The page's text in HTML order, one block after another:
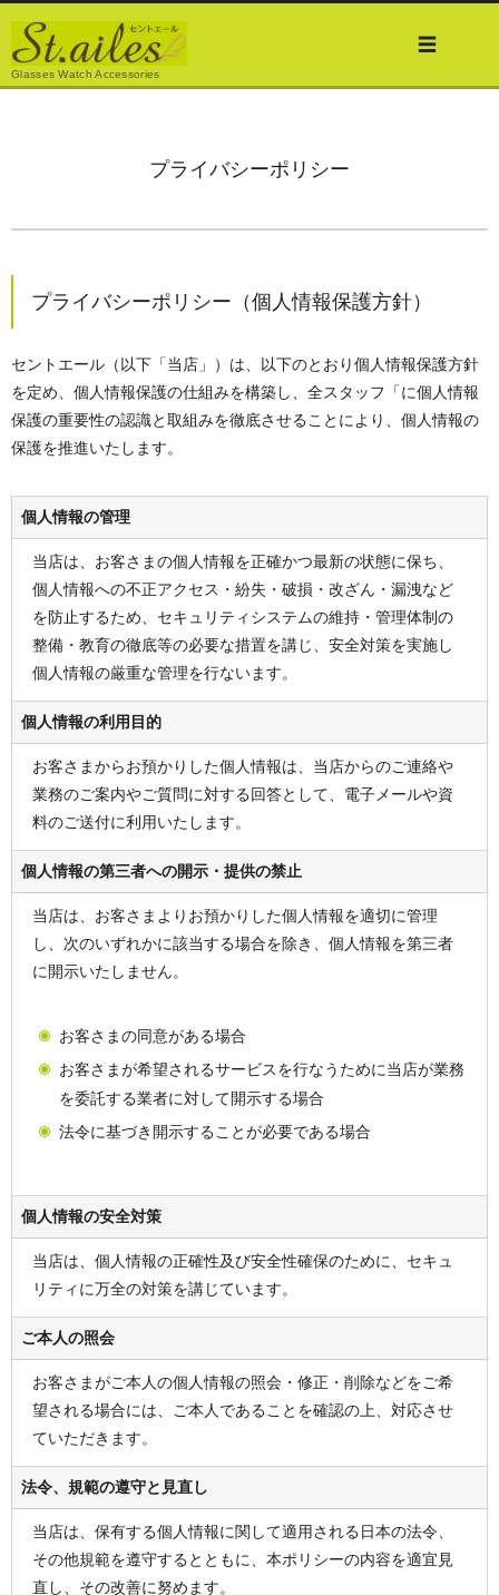
Glasses Watch Accessories
プライバシーポリシー
プライバシーポリシー（個人情報保護方針）
セントエール（以下「当店」）は、以下のとおり個人情報保護方針
を定め、個人情報保護の仕組みを構築し、全スタッフ「に個人情報
保護の重要性の認識と取組みを徹底させることにより、個人情報の
保護を推進いたします。
個人情報の管理
当店は、お客さまの個人情報を正確かつ最新の状態に保ち、
個人情報への不正アクセス・紛失・破損・改ざん・漏洩など
を防止するため、セキュリティシステムの維持・管理体制の
整備・教育の徹底等の必要な措置を講じ、安全対策を実施し
個人情報の厳重な管理を行ないます。
個人情報の利用目的
お客さまからお預かりした個人情報は、当店からのご連絡や
業務のご案内やご質問に対する回答として、電子メールや資
料のご送付に利用いたします。
個人情報の第三者への開示・提供の禁止
当店は、お客さまよりお預かりした個人情報を適切に管理
し、次のいずれかに該当する場合を除き、個人情報を第三者
に開示いたしません。
お客さまの同意がある場合
お客さまが希望されるサービスを行なうために当店が業務
を委託する業者に対して開示する場合
法令に基づき開示することが必要である場合
個人情報の安全対策
当店は、個人情報の正確性及び安全性確保のために、セキュ
リティに万全の対策を講じています。
ご本人の照会
お客さまがご本人の個人情報の照会・修正・削除などをご希
望される場合には、ご本人であることを確認の上、対応させ
ていただきます。
法令、規範の遵守と見直し
当店は、保有する個人情報に関して適用される日本の法令、
その他規範を遵守するとともに、本ポリシーの内容を適宜見
直し、その改善に努めます。